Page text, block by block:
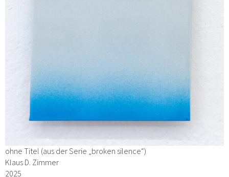
ohne Titel (aus der Serie „broken silence“)
Klaus D. Zimmer
2025